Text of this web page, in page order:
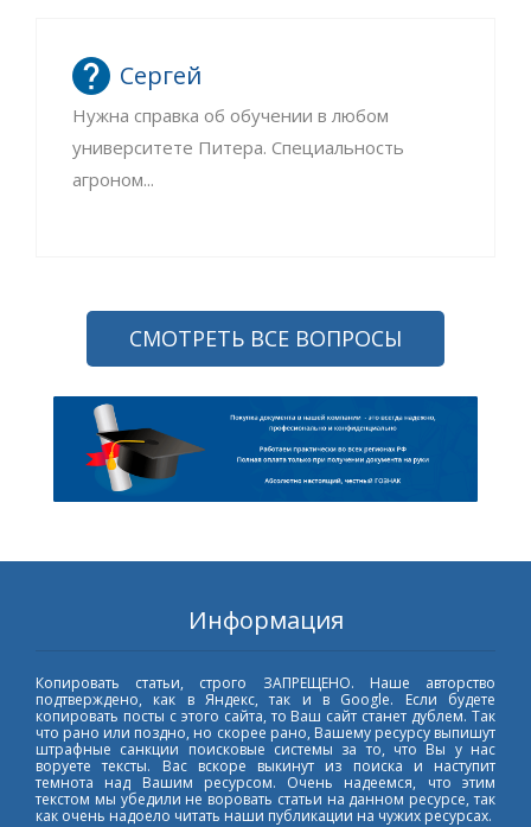
Сергей
Нужна справка об обучении в любом
университете Питера. Специальность
агроном...
СМОТРЕТЬ ВСЕ ВОПРОСЫ
Информация
Копировать статьи, строго ЗАПРЕЩЕНО. Наше авторство
подтверждено, как в Яндекс, так и в Google. Если будете
копировать посты с этого сайта, то Ваш сайт станет дублем. Так
что рано или поздно, но скорее рано, Вашему ресурсу выпишут
штрафные санкции поисковые системы за то, что Вы у нас
воруете тексты. Вас вскоре выкинут из поиска и наступит
темнота над Вашим ресурсом. Очень надеемся, что этим
текстом мы убедили не воровать статьи на данном ресурсе, так
как очень надоело читать наши публикации на чужих ресурсах.